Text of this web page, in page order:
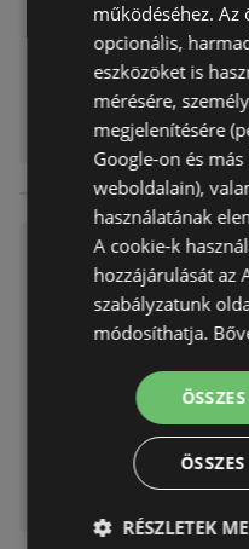
működéséhez. Az
opcionális,
eszközöket is
mérésére,
megjelenítésére
Google-on és
weboldalain),
használatának
A cookie-k
hozzájárulását az
szabályzatunk
módosíthatja.
RÉSZLETEK